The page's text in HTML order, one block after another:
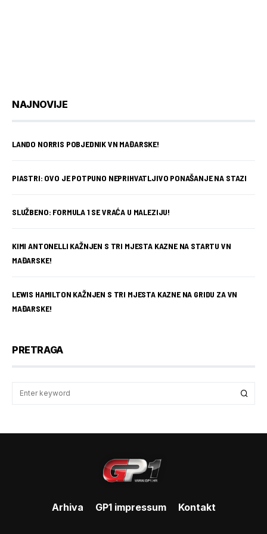
NAJNOVIJE
LANDO NORRIS POBJEDNIK VN MAĐARSKE!
PIASTRI: OVO JE POTPUNO NEPRIHVATLJIVO PONAŠANJE NA STAZI
SLUŽBENO: FORMULA 1 SE VRAĆA U MALEZIJU!
KIMI ANTONELLI KAŽNJEN S TRI MJESTA KAZNE NA STARTU VN
MAĐARSKE!
LEWIS HAMILTON KAŽNJEN S TRI MJESTA KAZNE NA GRIDU ZA VN
MAĐARSKE!
PRETRAGA
Arhiva GP1 impressum Kontakt